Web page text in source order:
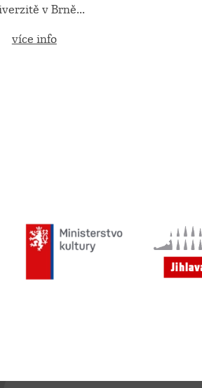
v Brně...
více info